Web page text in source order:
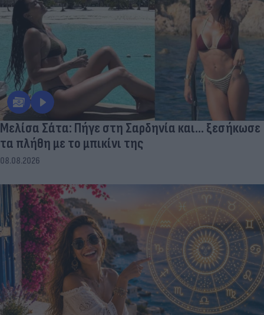
Μελίσα Σάτα: Πήγε στη Σαρδηνία και... ξεσήκωσε
τα πλήθη με το μπικίνι της
08.08.2026